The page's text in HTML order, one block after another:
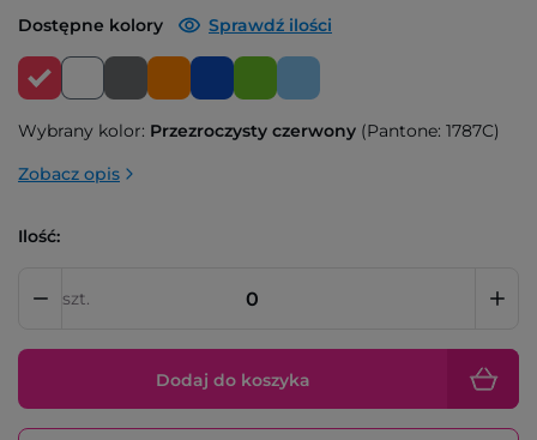
Dostępne kolory Sprawdź ilości
Wybrany kolor: Przezroczysty czerwony (Pantone: 1787C)
Zobacz opis
Ilość:
szt.
Dodaj do koszyka